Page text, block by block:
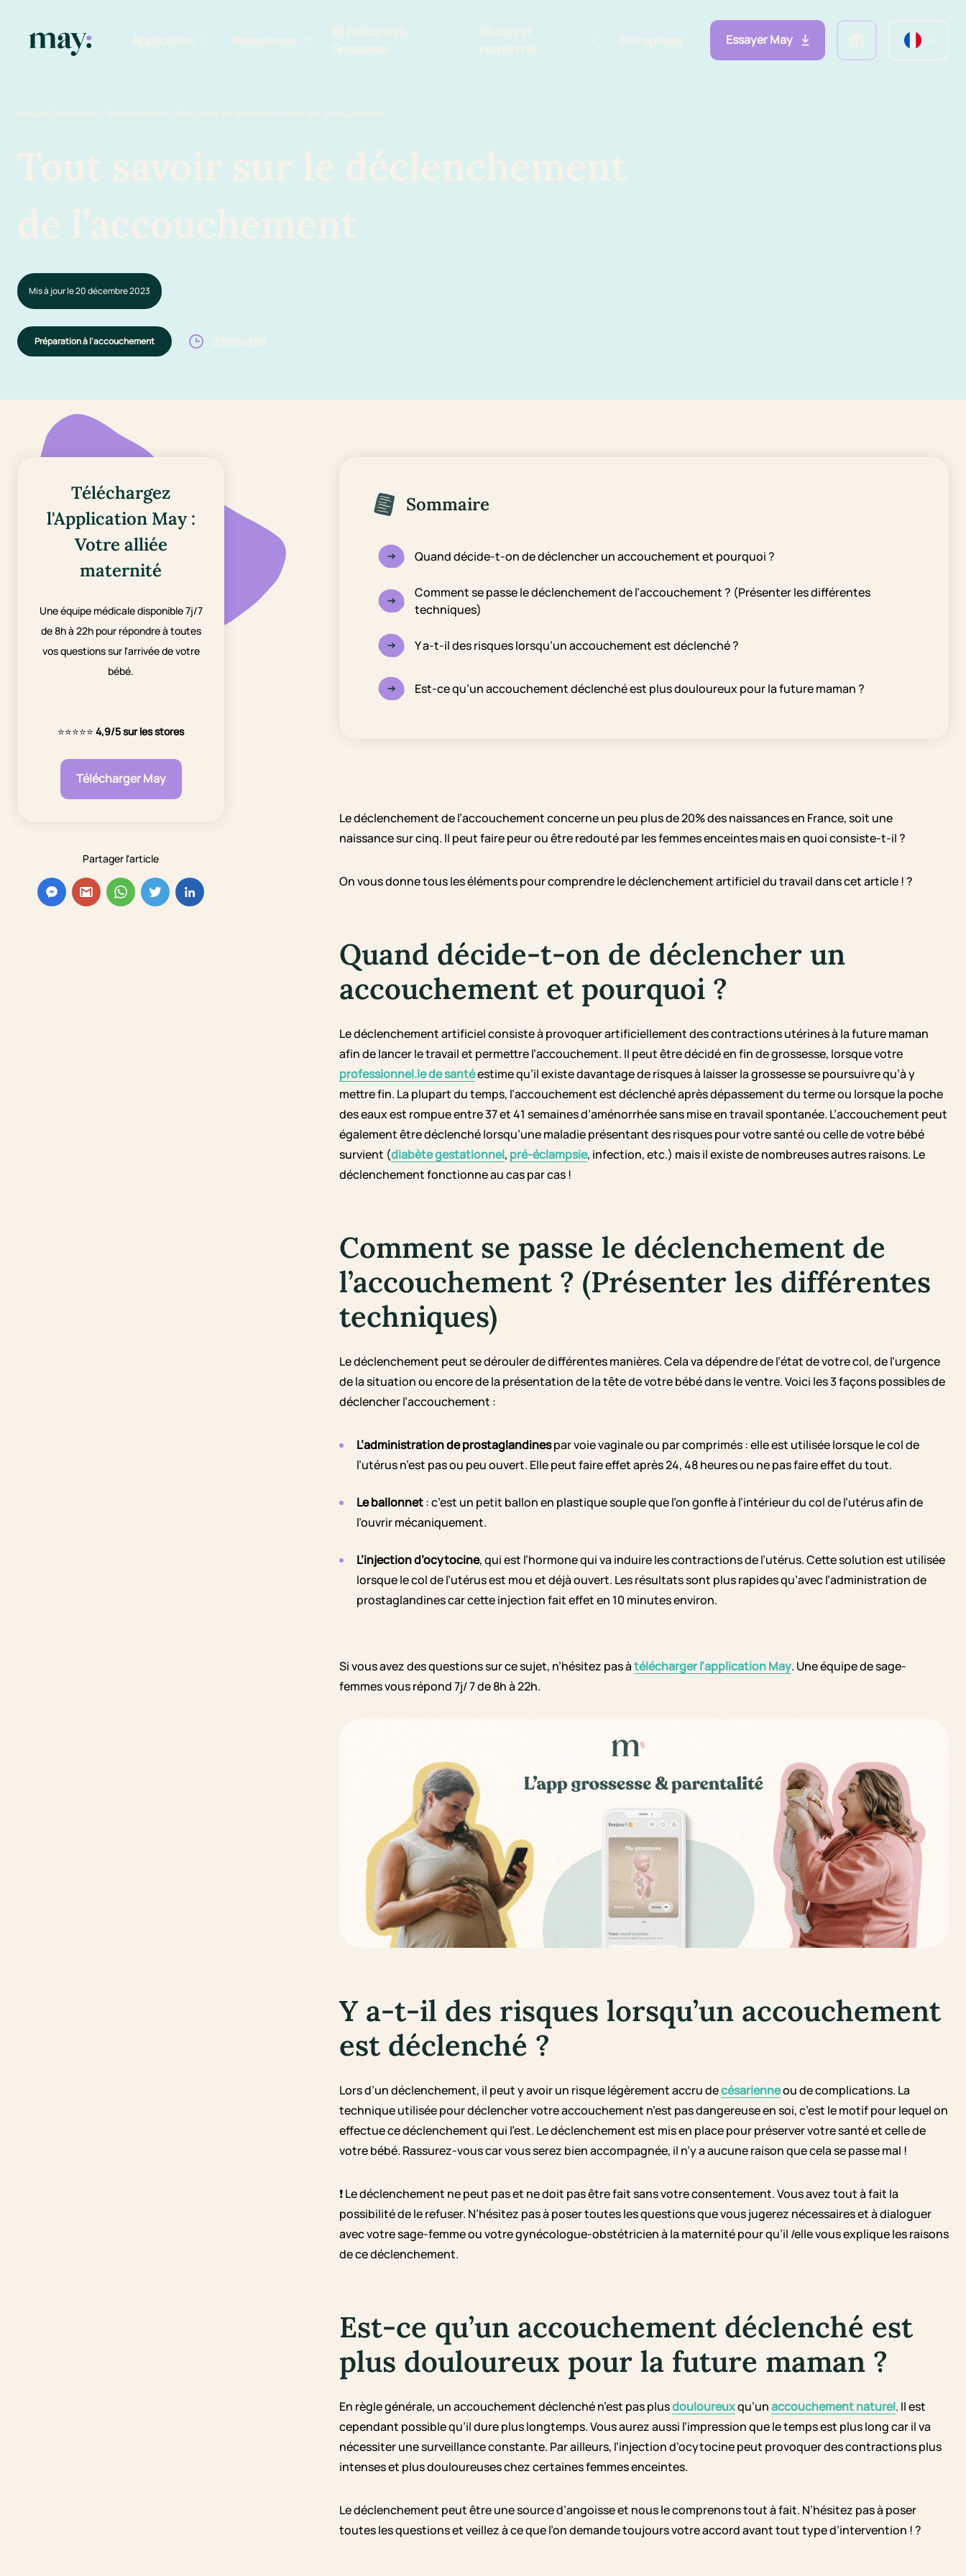
Application
Mission
Ressources
Guide des prénoms
Newsletters
🆕 Polluants &
Grossesse
Etudes et
recherche
Sommeil de l'enfant
Entreprises Essayer May
Accueil / Ressources / Accouchement / Tout savoir sur le déclenchement de l’accouchement
Tout savoir sur le déclenchement
de l’accouchement
Mis à jour le 20 décembre 2023
Préparation à l'accouchement 2 minutes
Téléchargez
l'Application May :
Votre alliée
maternité
Une équipe médicale disponible 7j/7
de 8h à 22h pour répondre à toutes
vos questions sur l'arrivée de votre
bébé.
⭐⭐⭐⭐⭐ 4,9/5 sur les stores
Télécharger May
Partager l'article
Sommaire
Quand décide-t-on de déclencher un accouchement et pourquoi ?
Comment se passe le déclenchement de l’accouchement ? (Présenter les différentes
techniques)
Y a-t-il des risques lorsqu’un accouchement est déclenché ?
Est-ce qu’un accouchement déclenché est plus douloureux pour la future maman ?
Le déclenchement de l’accouchement concerne un peu plus de 20% des naissances en France, soit une
naissance sur cinq. Il peut faire peur ou être redouté par les femmes enceintes mais en quoi consiste-t-il ?
On vous donne tous les éléments pour comprendre le déclenchement artificiel du travail dans cet article ! ?
Quand décide-t-on de déclencher un
accouchement et pourquoi ?
Le déclenchement artificiel consiste à provoquer artificiellement des contractions utérines à la future maman
afin de lancer le travail et permettre l’accouchement. Il peut être décidé en fin de grossesse, lorsque votre
professionnel.le de santéestime qu’il existe davantage de risques à laisser la grossesse se poursuivre qu’à y
mettre fin. La plupart du temps, l’accouchement est déclenché après dépassement du terme ou lorsque la poche
des eaux est rompue entre 37 et 41 semaines d’aménorrhée sans mise en travail spontanée. L’accouchement peut
également être déclenché lorsqu’une maladie présentant des risques pour votre santé ou celle de votre bébé
survient (diabète gestationnel, pré-éclampsie, infection, etc.) mais il existe de nombreuses autres raisons. Le
déclenchement fonctionne au cas par cas !
Comment se passe le déclenchement de
l’accouchement ? (Présenter les différentes
techniques)
Le déclenchement peut se dérouler de différentes manières. Cela va dépendre de l’état de votre col, de l’urgence
de la situation ou encore de la présentation de la tête de votre bébé dans le ventre. Voici les 3 façons possibles de
déclencher l’accouchement :
L’administration de prostaglandinespar voie vaginale ou par comprimés : elle est utilisée lorsque le col de
l’utérus n’est pas ou peu ouvert. Elle peut faire effet après 24, 48 heures ou ne pas faire effet du tout.
Le ballonnet: c’est un petit ballon en plastique souple que l’on gonfle à l’intérieur du col de l’utérus afin de
l’ouvrir mécaniquement.
L’injection d’ocytocine, qui est l’hormone qui va induire les contractions de l’utérus. Cette solution est utilisée
lorsque le col de l’utérus est mou et déjà ouvert. Les résultats sont plus rapides qu’avec l’administration de
prostaglandines car cette injection fait effet en 10 minutes environ.
Si vous avez des questions sur ce sujet, n’hésitez pas àtélécharger l’application May. Une équipe de sage-
femmes vous répond 7j/ 7 de 8h à 22h.
Y a-t-il des risques lorsqu’un accouchement
est déclenché ?
Lors d’un déclenchement, il peut y avoir un risque légèrement accru decésarienneou de complications. La
technique utilisée pour déclencher votre accouchement n’est pas dangereuse en soi, c’est le motif pour lequel on
effectue ce déclenchement qui l’est. Le déclenchement est mis en place pour préserver votre santé et celle de
votre bébé. Rassurez-vous car vous serez bien accompagnée, il n’y a aucune raison que cela se passe mal !
❗ Le déclenchement ne peut pas et ne doit pas être fait sans votre consentement. Vous avez tout à fait la
possibilité de le refuser. N’hésitez pas à poser toutes les questions que vous jugerez nécessaires et à dialoguer
avec votre sage-femme ou votre gynécologue-obstétricien à la maternité pour qu’il /elle vous explique les raisons
de ce déclenchement.
Est-ce qu’un accouchement déclenché est
plus douloureux pour la future maman ?
En règle générale, un accouchement déclenché n’est pas plusdouloureuxqu’unaccouchement naturel. Il est
cependant possible qu’il dure plus longtemps. Vous aurez aussi l’impression que le temps est plus long car il va
nécessiter une surveillance constante. Par ailleurs, l’injection d’ocytocine peut provoquer des contractions plus
intenses et plus douloureuses chez certaines femmes enceintes.
Le déclenchement peut être une source d’angoisse et nous le comprenons tout à fait. N’hésitez pas à poser
toutes les questions et veillez à ce que l’on demande toujours votre accord avant tout type d’intervention ! ?